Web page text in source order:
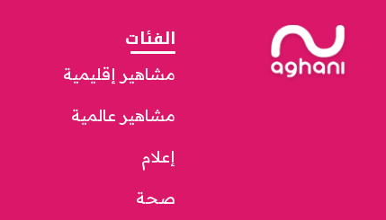
الفئات
مشاهير إقليمية
مشاهير عالمية
إعلام
صحة